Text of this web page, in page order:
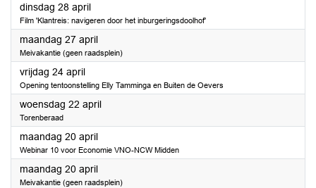
dinsdag 28 april2026
Film 'Klantreis: navigeren door het inburgeringsdoolhof'
maandag 27 april2026
Meivakantie (geen raadsplein)
vrijdag 24 april2026
Opening tentoonstelling Elly Tamminga en Buiten de Oevers
woensdag 22 april2026
Torenberaad
maandag 20 april2026
Webinar 10 voor Economie VNO-NCW Midden
maandag 20 april2026
Meivakantie (geen raadsplein)